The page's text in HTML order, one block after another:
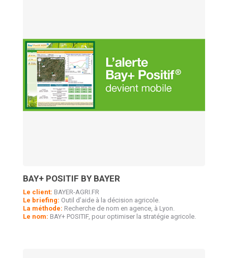
BAY+ POSITIF BY BAYER
Le client: BAYER-AGRI.FR
Le briefing: Outil d’aide à la décision agricole.
La méthode: Recherche de nom en agence, à Lyon.
Le nom: BAY+ POSITIF, pour optimiser la stratégie agricole.